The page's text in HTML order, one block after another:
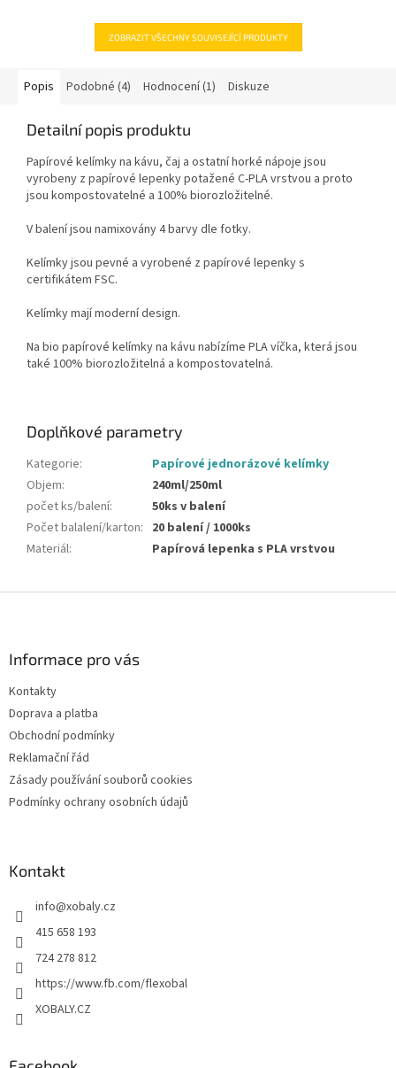
ZOBRAZIT VŠECHNY SOUVISEJÍCÍ PRODUKTY
Popis Podobné (4) Hodnocení (1) Diskuze
Detailní popis produktu
Papírové kelímky na kávu, čaj a ostatní horké nápoje jsou
vyrobeny z papírové lepenky potažené C-PLA vrstvou a proto
jsou kompostovatelné a 100% biorozložitelné.
V balení jsou namixovány 4 barvy dle fotky.
Kelímky jsou pevné a vyrobené z papírové lepenky s
certifikátem FSC.
Kelímky mají moderní design.
Na bio papírové kelímky na kávu nabízíme PLA víčka, která jsou
také 100% biorozložitelná a kompostovatelná.
Doplňkové parametry
Kategorie:
Papírové jednorázové kelímky
Objem:
240ml/250ml
počet ks/balení:
50ks v balení
Počet balalení/karton: 20 balení / 1000ks
Materiál: Papírová lepenka s PLA vrstvou
Informace pro vás
Kontakty
Doprava a platba
Obchodní podmínky
Reklamační řád
Zásady používání souborů cookies
Podmínky ochrany osobních údajů
Kontakt
info@xobaly.cz
415 658 193
724 278 812
https://www.fb.com/flexobal
XOBALY.CZ